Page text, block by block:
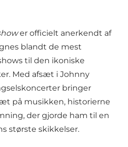
er officielt anerkendt af
blandt de mest
til den ikoniske
Med afsæt i Johnny
bringer
på musikken, historierne
der gjorde ham til en
største skikkelser.